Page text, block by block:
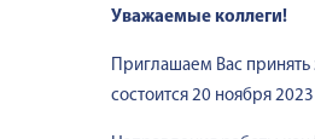
Уважаемые коллеги!
Приглашаем Вас принять
состоится 20 ноября